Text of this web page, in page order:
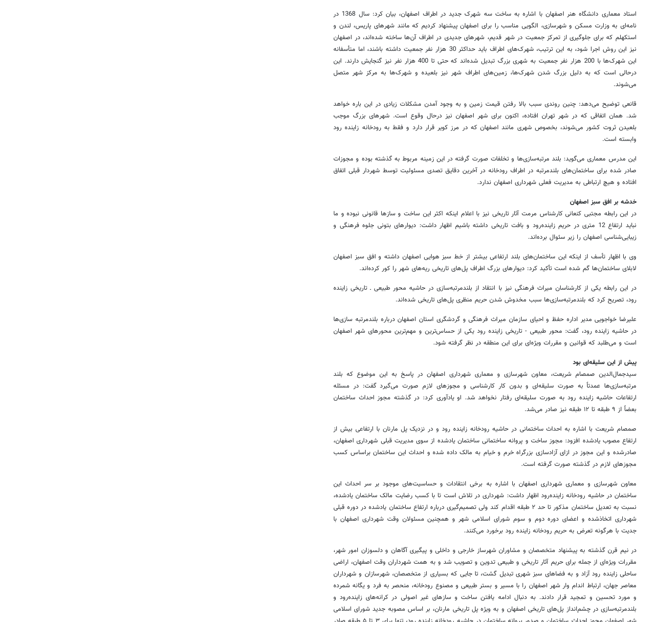
استاد معماری دانشگاه هنر اصفهان با اشاره به ساخت سه شهرک جدید در اطراف اصفهان، بیان کرد: سال 1368 در
نامه‌ای به وزارت مسکن و شهرسازی، الگویی مناسب را برای اصفهان پیشنهاد کردیم که مانند شهرهای پاریس، لندن و
استکهلم که برای جلوگیری از تمرکز جمعیت در شهر قدیم، شهرهای جدیدی در اطراف آن‌ها ساخته شده‌اند، در اصفهان
نیز این روش اجرا شود، به این ترتیب، شهرک‌های اطراف باید حداکثر 30 هزار نفر جمعیت داشته باشند، اما متأسفانه
این شهرک‌ها با 200 هزار نفر جمعیت به شهری بزرگ تبدیل شده‌اند که حتی تا 400 هزار نفر نیز گنجایش دارند. این
درحالی است که به دلیل بزرگ شدن شهرک‌ها، زمین‌های اطراف شهر نیز بلعیده و شهرک‌ها به مرکز شهر متصل
می‌شوند.
قانعی توضیح می‌دهد: چنین روندی سبب بالا رفتن قیمت زمین و به وجود آمدن مشکلات زیادی در این باره خواهد
شد. همان اتفاقی که در شهر تهران افتاده، اکنون برای شهر اصفهان نیز درحال وقوع است. شهرهای بزرگ موجب
بلعیدن ثروت کشور می‌شوند، بخصوص شهری مانند اصفهان که در مرز کویر قرار دارد و فقط به رودخانه زاینده رود
وابسته است.
این مدرس معماری می‌گوید: بلند مرتبه‌سازی‌ها و تخلفات صورت گرفته در این زمینه مربوط به گذشته بوده و مجوزات
صادر شده برای ساختمان‌های بلندمرتبه در اطراف رودخانه در آخرین دقایق تصدی مسئولیت توسط شهردار قبلی اتفاق
افتاده و هیچ ارتباطی به مدیریت فعلی شهرداری اصفهان ندارد.
خدشه بر افق سبز اصفهان
در این رابطه مجتبی کنعانی کارشناس مرمت آثار تاریخی نیز با اعلام اینکه اکثر این ساخت و سازها قانونی نبوده و ما
نباید ارتفاع 12 متری در حریم زاینده‌رود و بافت تاریخی داشته باشیم اظهار داشت: دیوارهای بتونی جلوه فرهنگی و
زیبایی‌شناسی اصفهان را زیر سئوال برده‌اند.
وی با اظهار تأسف از اینکه این ساختمان‌های بلند ارتفاعی بیشتر از خط سبز هوایی اصفهان داشته و افق سبز اصفهان
لابلای ساختمان‌ها گم شده است تأکید کرد: دیوارهای بزرگ اطراف پل‌های تاریخی ریه‌های شهر را کور کرده‌اند.
در این رابطه یکی از کارشناسان میراث فرهنگی نیز با انتقاد از بلندمرتبه‌سازی در حاشیه محور طبیعی ـ تاریخی زاینده
رود، تصریح کرد که بلندمرتبه‌سازی‌ها سبب مخدوش شدن حریم منظری پل‌های تاریخی شده‌اند.
علیرضا خواجویی مدیر اداره حفظ و احیای سازمان میراث فرهنگی و گردشگری استان اصفهان درباره بلندمرتبه سازی‌ها
در حاشیه زاینده رود، گفت: محور طبیعی - تاریخی زاینده رود یکی از حساس‌ترین و مهم‌ترین محورهای شهر اصفهان
است و می‌طلبد که قوانین و مقررات ویژه‌ای برای این منطقه در نظر گرفته شود.
پیش از این سلیقه‌ای بود
سیدجمال‌الدین صمصام شریعت، معاون شهرسازی و معماری شهرداری اصفهان در پاسخ به این موضوع که بلند
مرتبه‌سازی‌ها عمدتاً به صورت سلیقه‌ای و بدون کار کارشناسی و مجوزهای لازم صورت می‌گیرد گفت: در مسئله
ارتفاعات حاشیه زاینده رود به صورت سلیقه‌ای رفتار نخواهد شد. او یادآوری کرد: در گذشته مجوز احداث ساختمان
بعضاً از ۹ طبقه تا ۱۲ طبقه نیز صادر می‌شد.
صمصام شریعت با اشاره به احداث ساختمانی در حاشیه رودخانه زاینده رود و در نزدیک پل مارنان با ارتفاعی بیش از
ارتفاع مصوب یادشده افزود: مجوز ساخت و پروانه ساختمانی ساختمان یادشده از سوی مدیریت قبلی شهرداری اصفهان،
صادرشده و این مجوز در ازای آزادسازی بزرگراه خرم و خیام به مالک داده شده و احداث این ساختمان براساس کسب
مجوزهای لازم در گذشته صورت گرفته است.
معاون شهرسازی و معماری شهرداری اصفهان با اشاره به برخی انتقادات و حساسیت‌های موجود بر سر احداث این
ساختمان در حاشیه رودخانه زاینده‌رود اظهار داشت: شهرداری در تلاش است تا با کسب رضایت مالک ساختمان یادشده،
نسبت به تعدیل ساختمان مذکور تا حد ۲ طبقه اقدام کند ولی تصمیم‌گیری درباره ارتفاع ساختمان یادشده در دوره قبلی
شهرداری اتخاذشده و اعضای دوره دوم و سوم شورای اسلامی شهر و همچنین مسئولان وقت شهرداری اصفهان با
جدیت با هرگونه تعرض به حریم رودخانه زاینده رود برخورد می‌کنند.
در نیم قرن گذشته به پیشنهاد متخصصان و مشاوران شهرساز خارجی و داخلی و پیگیری آگاهان و دلسوزان امور شهر،
مقررات ویژه‌ای از جمله برای حریم آثار تاریخی و طبیعی تدوین و تصویب شد و به همت شهرداران وقت اصفهان، اراضی
ساحلی زاینده رود آزاد و به فضاهای سبز شهری تبدیل گشت، تا جایی که بسیاری از متخصصان، شهرسازان و شهرداران
معاصر جهان، ارتباط اندام وار شهر اصفهان را با مسیر و بستر طبیعی و مصنوع رودخانه، منحصر به فرد و یگانه شمرده
و مورد تحسین و تمجید قرار دادند. به دنبال ادامه یافتن ساخت و سازهای غیر اصولی در کرانه‌های زاینده‌رود و
بلندمرتبه‌سازی در چشم‌انداز پل‌های تاریخی اصفهان و به ویژه پل تاریخی مارنان، بر اساس مصوبه جدید شورای اسلامی